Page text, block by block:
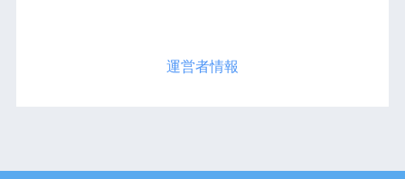
運営者情報